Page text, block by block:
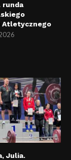
runda
Atletycznego
Julia.